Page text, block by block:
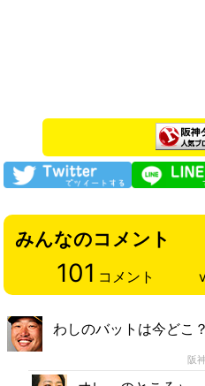
みんなのコメント
101 コメント
わしのバットは今どこ？
阪